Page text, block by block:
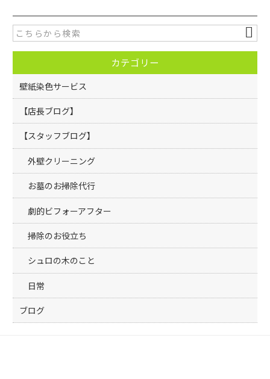
e
b
o
o
k
er
カテゴリー
壁紙染色サービス
【店長ブログ】
【スタッフブログ】
外壁クリーニング
お墓のお掃除代行
劇的ビフォーアフター
掃除のお役立ち
シュロの木のこと
日常
ブログ